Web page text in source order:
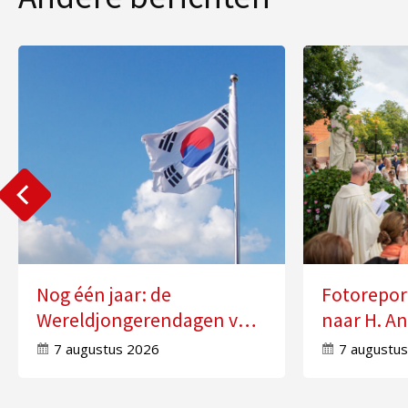
Nog één jaar: de
Wereldjongerendagen van
2027 in Seoul
7 augustus 2026
naar H.
7